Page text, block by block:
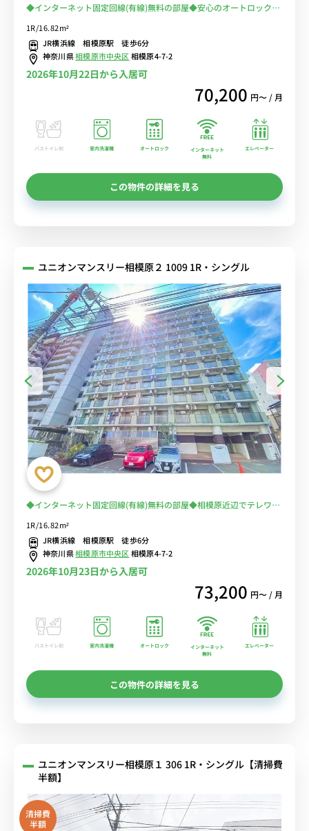
◆インターネット固定回線(有線)無料の部屋◆安心のオートロック＆
1R/16.82m²
JR横浜線 相模原駅 徒歩6分
神奈川県相模原市中央区相模原4-7-2
2026年10月22日から入居可
70,200 円〜 / 月
バストイレ別 室内洗濯機 オートロック
インターネット
無料
エレベーター
この物件の詳細を見る
ユニオンマンスリー相模原２ 1009 1R・シングル
◆インターネット固定回線(有線)無料の部屋◆相模原近辺でテレワー
1R/16.82m²
JR横浜線 相模原駅 徒歩6分
神奈川県相模原市中央区相模原4-7-2
2026年10月23日から入居可
73,200 円〜 / 月
バストイレ別 室内洗濯機 オートロック
インターネット
無料
エレベーター
この物件の詳細を見る
ユニオンマンスリー相模原１ 306 1R・シングル【清掃費
半額】
清掃費
半額